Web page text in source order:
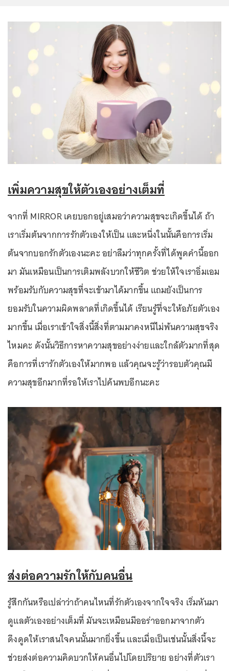
เพิ่มความสุขให้ตัวเองอย่างเต็มที่
จากที่ MIRROR เคยบอกอยู่เสมอว่าความสุขจะเกิดขึ้นได้ ถ้า
เราเริ่มต้นจากการรักตัวเองให้เป็น และหนึ่งในนั้นคือการเริ่ม
ต้นจากบอกรักตัวเองนะคะ อย่าลืมว่าทุกครั้งที่ได้พูดคำนี้ออก
มา มันเหมือนเป็นการเติมพลังบวกให้ชีวิต ช่วยให้ใจเราอิ่มเอม
พร้อมรับกับความสุขที่จะเข้ามาได้มากขึ้น แถมยังเป็นการ
ยอมรับในความผิดพลาดที่เกิดขึ้นได้ เรียนรู้ที่จะให้อภัยตัวเอง
มากขึ้น เมื่อเราเข้าใจสิ่งนี้สิ่งที่ตามมาคงหนีไม่พ้นความสุขจริง
ไหมคะ ดังนั้นวิธีการหาความสุขอย่างง่ายและใกล้ตัวมากที่สุด
คือการที่เรารักตัวเองให้มากพอ แล้วคุณจะรู้ว่ารอบตัวคุณมี
ความสุขอีกมากที่รอให้เราไปค้นพบอีกนะคะ
ส่งต่อความรักให้กับคนอื่น
รู้สึกกันหรือเปล่าว่าถ้าคนไหนที่รักตัวเองจากใจจริง เริ่มหันมา
ดูแลตัวเองอย่างเต็มที่ มันจะเหมือนมีออร่าออกมาจากตัว
ดึงดูดให้เราสนใจคนนั้นมากยิ่งขึ้น และเมื่อเป็นเช่นนั้นสิ่งนี้จะ
ช่วยส่งต่อความคิดบวกให้คนอื่นไปโดยปริยาย อย่างที่ตัวเรา